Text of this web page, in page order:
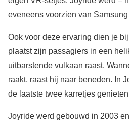
eveneens voorzien van
Ook voor deze ervaring dien je
plaatst zijn passagiers in een
uitbarstende vulkaan raast.
raakt, raast hij naar beneden. In
de laatste twee karretjes
Joyride werd gebouwd in 2003